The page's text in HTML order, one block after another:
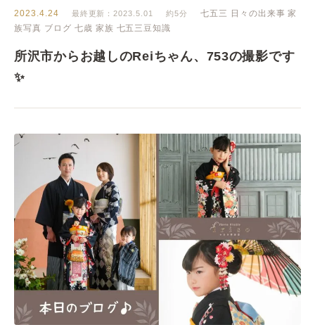
2023.4.24 最終更新：2023.5.01 約5分 七五三 日々の出来事 家
族写真 ブログ 七歳 家族 七五三豆知識
所沢市からお越しのReiちゃん、753の撮影です
✨